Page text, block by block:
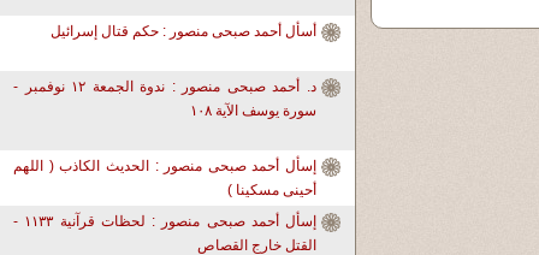
أسأل أحمد صبحى منصور : حكم قتال إسرائيل
د. أحمد صبحى منصور : ندوة الجمعة ١٢ نوفمبر -
سورة يوسف الآية ١٠٨
إسأل أحمد صبحى منصور : الحديث الكاذب ( اللهم
أحينى مسكينا )
إسأل أحمد صبحى منصور : لحظات قرآنية ١١٣٣ -
القتل خارج القصاص